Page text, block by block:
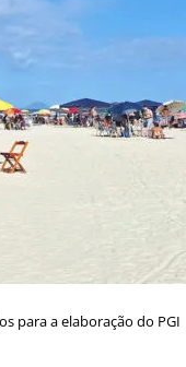
para a elaboração do PGI